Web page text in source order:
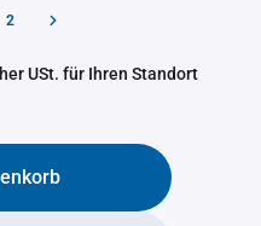
2
USt. für Ihren Standort